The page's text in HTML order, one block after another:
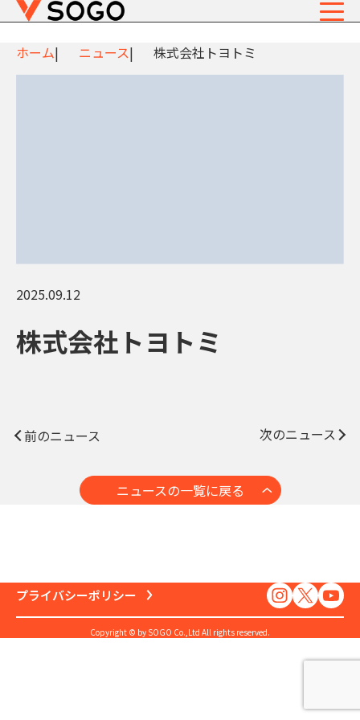
ホーム ニュース 株式会社トヨトミ
2025.09.12
株式会社トヨトミ
前のニュース
ニュースの一覧に戻る
次のニュース
プライバシーポリシー
Copyright © by SOGO Co.,Ltd All rights reserved.